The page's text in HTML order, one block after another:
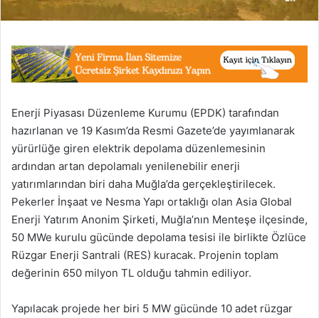
Enerji Piyasası Düzenleme Kurumu (EPDK) tarafından
hazırlanan ve 19 Kasım’da Resmi Gazete’de yayımlanarak
yürürlüğe giren elektrik depolama düzenlemesinin
ardından artan depolamalı yenilenebilir enerji
yatırımlarından biri daha Muğla’da gerçekleştirilecek.
Pekerler İnşaat ve Nesma Yapı ortaklığı olan Asia Global
Enerji Yatırım Anonim Şirketi, Muğla’nın Menteşe ilçesinde,
50 MWe kurulu gücünde depolama tesisi ile birlikte Özlüce
Rüzgar Enerji Santrali (RES) kuracak. Projenin toplam
değerinin 650 milyon TL olduğu tahmin ediliyor.
Yapılacak projede her biri 5 MW gücünde 10 adet rüzgar